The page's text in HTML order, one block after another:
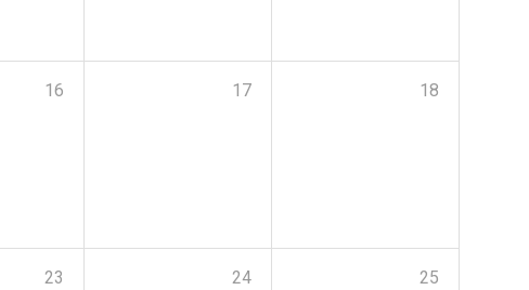
16 17 18
23 24 25